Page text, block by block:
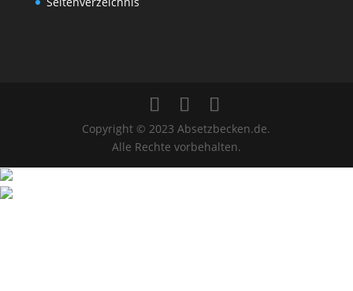
Copyright © 2023 Absetzbecken.de.
Alle Rechte vorbehalten.